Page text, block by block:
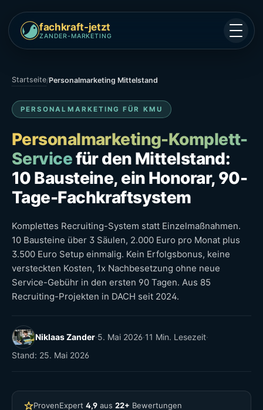
fachkraft-jetzt
ZANDER-MARKETING
Startseite/Personalmarketing Mittelstand
PERSONALMARKETING FÜR KMU
Personalmarketing-Komplett-
Servicefür den Mittelstand:
10 Bausteine, ein Honorar, 90-
Tage-Fachkraftsystem
Komplettes Recruiting-System statt Einzelmaßnahmen.
10 Bausteine über 3 Säulen, 2.000 Euro pro Monat plus
3.500 Euro Setup einmalig. Kein Erfolgsbonus, keine
versteckten Kosten, 1x Nachbesetzung ohne neue
Service-Gebühr in den ersten 90 Tagen. Aus 85
Recruiting-Projekten in DACH seit 2024.
Niklaas Zander·5. Mai 2026·11 Min. Lesezeit·
Stand: 25. Mai 2026
ProvenExpert 4,9 aus 22+ Bewertungen